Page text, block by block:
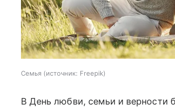
Семья источник: Freepik
В День любви, семьи и верности